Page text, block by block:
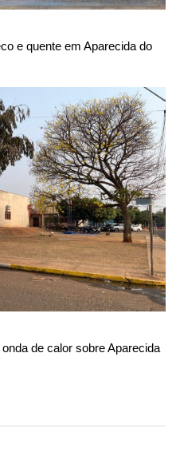
e quente em Aparecida do
de calor sobre Aparecida